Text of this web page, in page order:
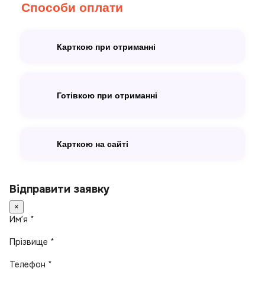
Способи оплати
Карткою при отриманні
Готівкою при отриманні
Карткою на сайті
Відправити заявку
×
Имʼя *
Прізвище *
Телефон *